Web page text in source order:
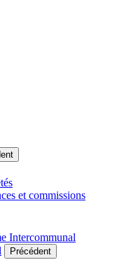
et commissions
Intercommunal
Précédent